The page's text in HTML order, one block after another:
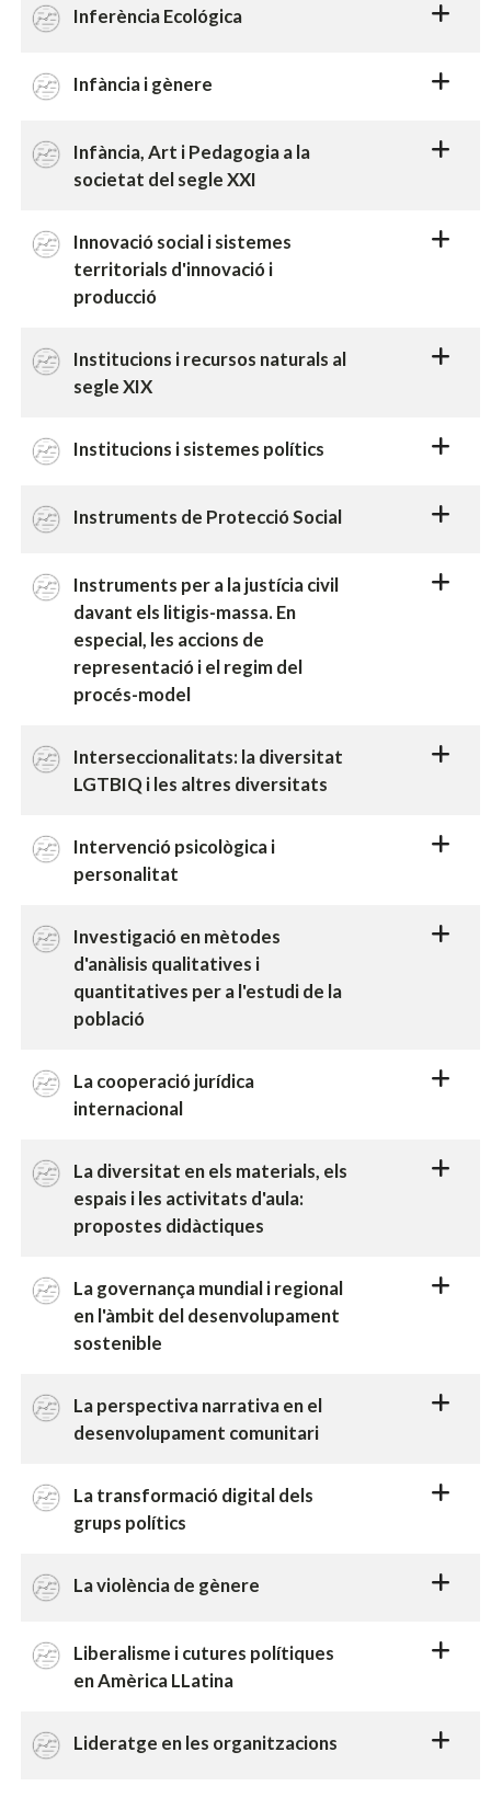
Inferència Ecológica
Infància i gènere
Infància, Art i Pedagogia a la
societat del segle XXI
Innovació social i sistemes
territorials d'innovació i
producció
Institucions i recursos naturals al
segle XIX
Institucions i sistemes polítics
Instruments de Protecció Social
Instruments per a la justícia civil
davant els litigis-massa. En
especial, les accions de
representació i el regim del
procés-model
Interseccionalitats: la diversitat
LGTBIQ i les altres diversitats
Intervenció psicològica i
personalitat
Investigació en mètodes
d'anàlisis qualitatives i
quantitatives per a l'estudi de la
població
La cooperació jurídica
internacional
La diversitat en els materials, els
espais i les activitats d'aula:
propostes didàctiques
La governança mundial i regional
en l'àmbit del desenvolupament
sostenible
La perspectiva narrativa en el
desenvolupament comunitari
La transformació digital dels
grups polítics
La violència de gènere
Liberalisme i cutures polítiques
en Amèrica LLatina
Lideratge en les organitzacions